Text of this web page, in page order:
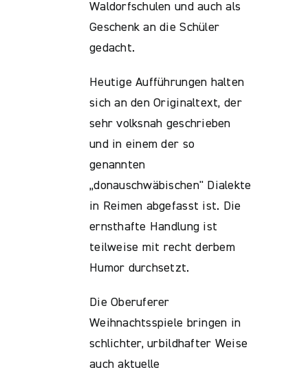
Waldorfschulen und auch als
Geschenk an die Schüler
gedacht.
Heutige Aufführungen halten
sich an den Originaltext, der
sehr volksnah geschrieben
und in einem der so
genannten
„donauschwäbischen" Dialekte
in Reimen abgefasst ist. Die
ernsthafte Handlung ist
teilweise mit recht derbem
Humor durchsetzt.
Die Oberuferer
Weihnachtsspiele bringen in
schlichter, urbildhafter Weise
auch aktuelle